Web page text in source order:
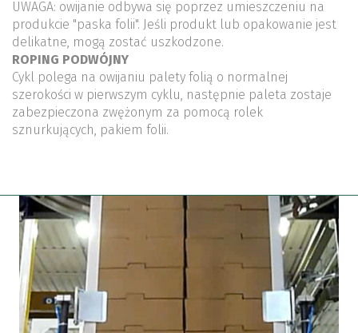
UWAGA: owijanie odbywa się poprzez umieszczeniu na
produkcie "paska folii". Jeśli produkt lub opakowanie jest
delikatne, mogą zostać uszkodzone.
ROPING PODWÓJNY
Cykl polega na owijaniu palety folią o normalnej
szerokości w pierwszym cyklu, następnie paleta zostaje
zabezpieczona zwężonym za pomocą rolek
sznurkujących, pakiem folii.